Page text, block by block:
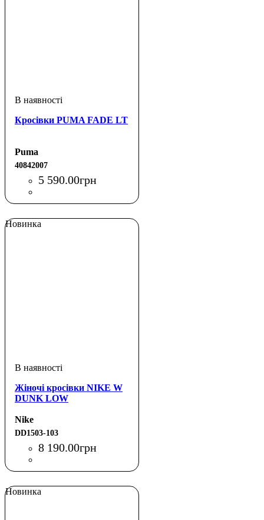
Кросівки PUMA FADE LT
Puma
40842007
5 590.00грн
Новинка
Жіночі кросівки NIKE W
DUNK LOW
Nike
DD1503-103
8 190.00грн
Новинка